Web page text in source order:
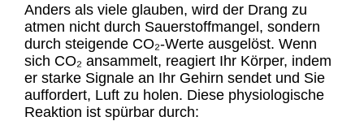
Anders als viele glauben, wird der Drang zu
atmen nicht durch Sauerstoffmangel, sondern
durch steigende CO₂-Werte ausgelöst. Wenn
sich CO₂ ansammelt, reagiert Ihr Körper, indem
er starke Signale an Ihr Gehirn sendet und Sie
auffordert, Luft zu holen. Diese physiologische
Reaktion ist spürbar durch: